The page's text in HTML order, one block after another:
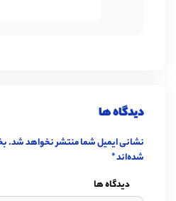
دیدگاه ها
نشانی ایمیل شما منتشر نخواهد شد.
شده‌اند*
دیدگاه ها